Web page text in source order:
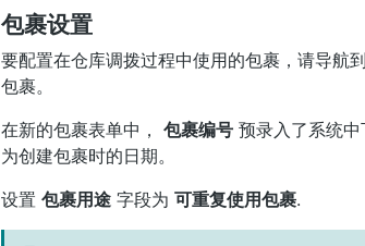
包裹设置
要配置在仓库调拨过程中使用的包裹，请导航到
包裹。
在新的包裹表单中， 包裹编号 预录入了系统
为创建包裹时的日期。
设置 包裹用途 字段为 可重复使用包裹.